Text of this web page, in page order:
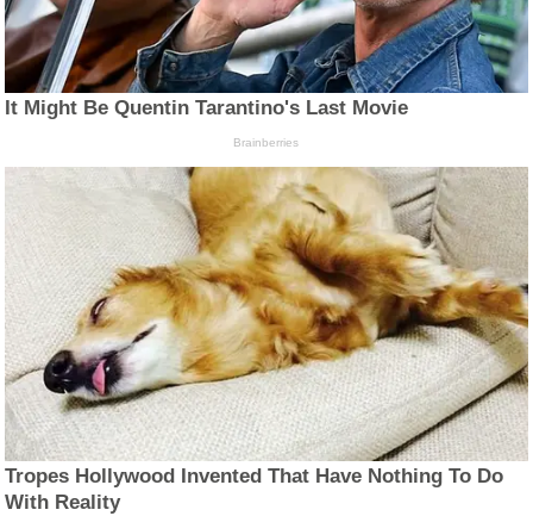
It Might Be Quentin Tarantino's Last Movie
Brainberries
Tropes Hollywood Invented That Have Nothing To Do
With Reality